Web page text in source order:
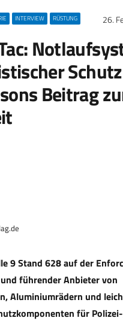
INTERVIEW RÜSTUNG 26.
Beitrag
9 Stand 628 auf der
führender Anbieter von
Aluminiumrädern und
für